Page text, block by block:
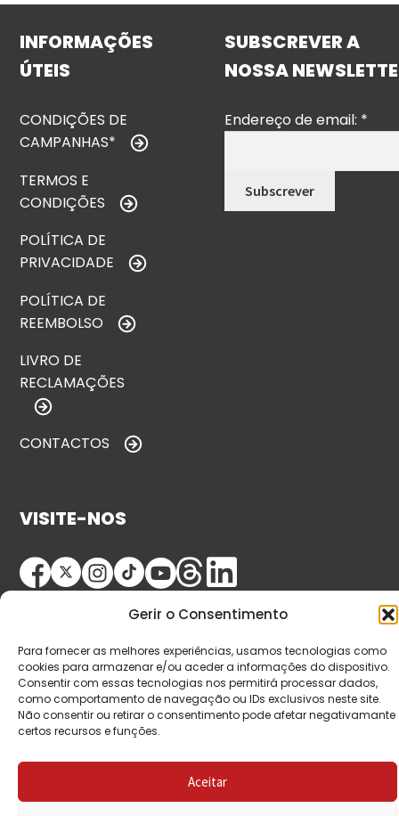
Gerir o Consentimento
Para fornecer as melhores experiências, usamos tecnologias como
cookies para armazenar e/ou aceder a informações do dispositivo.
Consentir com essas tecnologias nos permitirá processar dados,
como comportamento de navegação ou IDs exclusivos neste site.
Não consentir ou retirar o consentimento pode afetar negativamante
certos recursos e funções.
Aceitar
INFORMAÇÕES
ÚTEIS
CONDIÇÕES DE
CAMPANHAS*
TERMOS E
CONDIÇÕES
POLÍTICA DE
PRIVACIDADE
POLÍTICA DE
REEMBOLSO
LIVRO DE
RECLAMAÇÕES
CONTACTOS
SUBSCREVER A
NOSSA
Endereço de email: *
VISITE-NOS
© Copyright 2026 Saída de Emergência. Todos os
direitos reservados.